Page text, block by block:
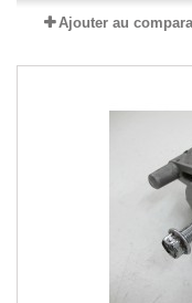
Ajouter au